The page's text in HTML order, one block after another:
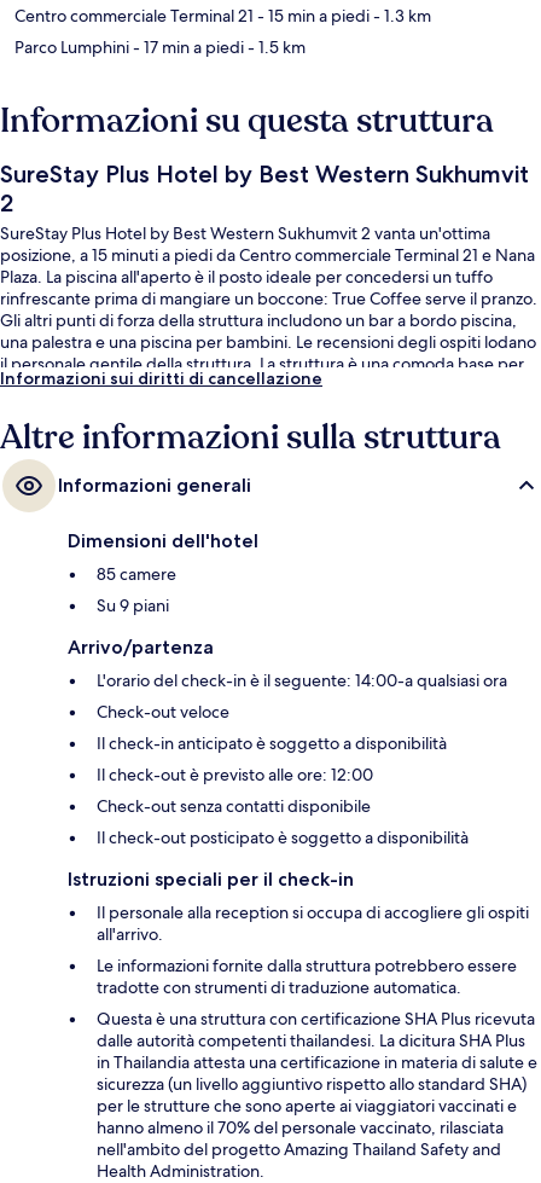
Centro commerciale Terminal 21 - 15 min a piedi- 1.3 km
Parco Lumphini- 17 min a piedi- 1.5 km
Informazioni su questa struttura
SureStay Plus Hotel by Best Western Sukhumvit
2
SureStay Plus Hotel by Best Western Sukhumvit 2 vanta un'ottima
posizione, a 15 minuti a piedi da Centro commerciale Terminal 21 e Nana
Plaza. La piscina all'aperto è il posto ideale per concedersi un tuffo
rinfrescante prima di mangiare un boccone: True Coffee serve il pranzo.
Gli altri punti di forza della struttura includono un bar a bordo piscina,
una palestra e una piscina per bambini. Le recensioni degli ospiti lodano
il personale gentile della struttura. La struttura è una comoda base per
spostarsi con i mezzi pubblici: Stazione BTS di Nana si trova a 8 min a
Informazioni sui diritti di cancellazione
Altre informazioni sulla struttura
Informazioni generali
Dimensioni dell'hotel
85 camere
Su 9 piani
Arrivo/partenza
L'orario del check-in è il seguente: 14:00-a qualsiasi ora
Check-out veloce
Il check-in anticipato è soggetto a disponibilità
Il check-out è previsto alle ore: 12:00
Check-out senza contatti disponibile
Il check-out posticipato è soggetto a disponibilità
Istruzioni speciali per il check-in
Il personale alla reception si occupa di accogliere gli ospiti
all'arrivo.
Le informazioni fornite dalla struttura potrebbero essere
tradotte con strumenti di traduzione automatica.
Questa è una struttura con certificazione SHA Plus ricevuta
dalle autorità competenti thailandesi. La dicitura SHA Plus
in Thailandia attesta una certificazione in materia di salute e
sicurezza (un livello aggiuntivo rispetto allo standard SHA)
per le strutture che sono aperte ai viaggiatori vaccinati e
hanno almeno il 70% del personale vaccinato, rilasciata
nell'ambito del progetto Amazing Thailand Safety and
Health Administration.